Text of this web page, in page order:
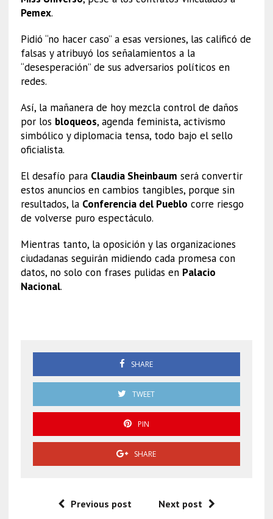
Pemex.
Pidió “no hacer caso” a esas versiones, las calificó de
falsas y atribuyó los señalamientos a la
“desesperación” de sus adversarios políticos en
redes.
Así, la mañanera de hoy mezcla control de daños
por los bloqueos, agenda feminista, activismo
simbólico y diplomacia tensa, todo bajo el sello
oficialista.
El desafío para Claudia Sheinbaum será convertir
estos anuncios en cambios tangibles, porque sin
resultados, la Conferencia del Pueblo corre riesgo
de volverse puro espectáculo.
Mientras tanto, la oposición y las organizaciones
ciudadanas seguirán midiendo cada promesa con
datos, no solo con frases pulidas en Palacio
Nacional.
SHARE
TWEET
PIN
SHARE
Previous post Next post